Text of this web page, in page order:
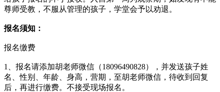
尊师受教，不服从管理的孩子，学堂会予以劝退。
报名须知：
报名缴费
1、报名请添加胡老师微信（18096490828），并发送孩子姓
名、性别、年龄、身高，营期，至胡老师微信，待收到回复
后，再进行缴费。不接受现场报名。